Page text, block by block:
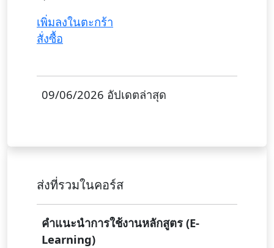
เพิ่มลงในตะกร้า
สั่งซื้อ
09/06/2026 อัปเดตล่าสุด
ส่งที่รวมในคอร์ส
คำแนะนำการใช้งานหลักสูตร (E-
Learning)